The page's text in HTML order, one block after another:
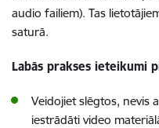
audio failiem). Tas
saturā.
Labās prakses ieteikumi
Veidojiet slēgtos, nevis
iestrādāti video